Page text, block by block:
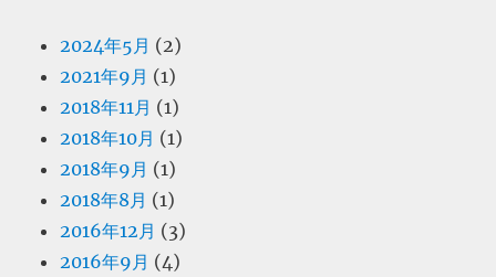
2024年5月 (2)
2021年9月 (1)
2018年11月 (1)
2018年10月 (1)
2018年9月 (1)
2018年8月 (1)
2016年12月 (3)
2016年9月 (4)